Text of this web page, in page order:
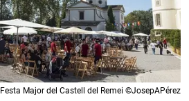
Festa Major del Castell del Remei ©JosepAPérez